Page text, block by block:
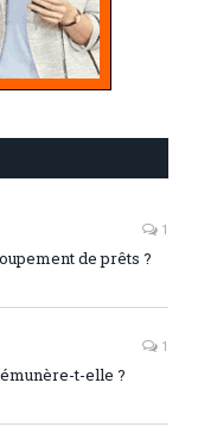
1
de prêts ?
1
t-elle ?